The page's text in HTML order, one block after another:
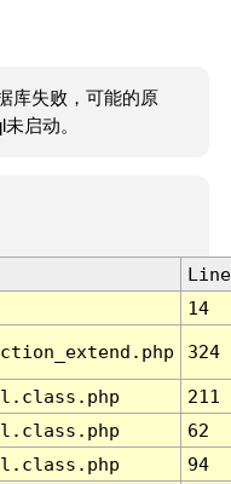
库失败，可能的原
启动。
Line
14
324
211
62
94